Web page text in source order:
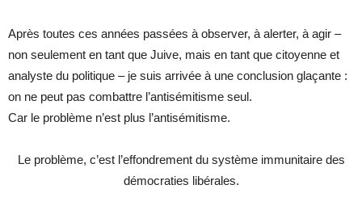
Après toutes ces années passées à observer, à alerter, à agir –
non seulement en tant que Juive, mais en tant que citoyenne et
analyste du politique – je suis arrivée à une conclusion glaçante :
on ne peut pas combattre l’antisémitisme seul.
Car le problème n’est plus l’antisémitisme.
Le problème, c’est l’effondrement du système immunitaire des
démocraties libérales.